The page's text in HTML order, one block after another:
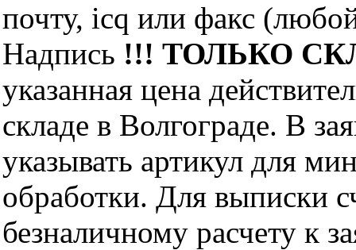
почту, icq или факс
Надпись !!! ТОЛЬКО
указанная цена
складе в Волгограде. В
указывать артикул для
обработки. Для выписки
безналичному расчету к